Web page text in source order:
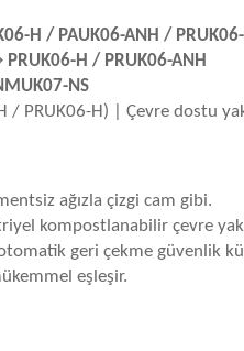
H / PAUK06-ANH /
PRUK06-H / PRUK06-ANH
NS
/ PRUK06-H) | Çevre dostu
ağızla çizgi cam gibi.
kompostlanabilir çevre
geri çekme güvenlik
eşleşir.